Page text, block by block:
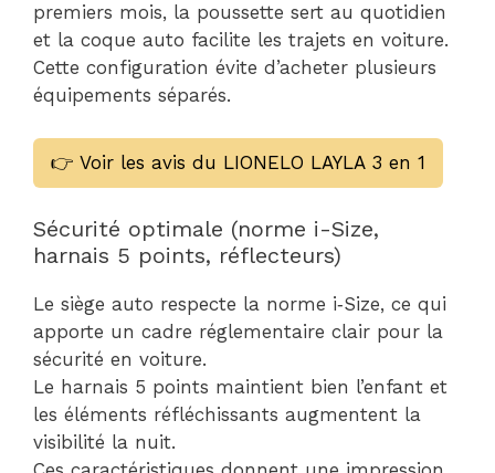
premiers mois, la poussette sert au quotidien
et la coque auto facilite les trajets en voiture.
Cette configuration évite d’acheter plusieurs
équipements séparés.
👉 Voir les avis du LIONELO LAYLA 3 en 1
Sécurité optimale (norme i-Size,
harnais 5 points, réflecteurs)
Le siège auto respecte la norme i‑Size, ce qui
apporte un cadre réglementaire clair pour la
sécurité en voiture.
Le harnais 5 points maintient bien l’enfant et
les éléments réfléchissants augmentent la
visibilité la nuit.